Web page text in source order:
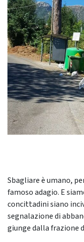
Sbagliare è umano,
famoso adagio. E
concittadini siano
segnalazione di
giunge dalla frazione